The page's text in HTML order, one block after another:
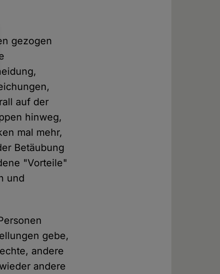
gezogen
auf der
hinweg,
mal mehr,
Betäubung
"Vorteile"
und
gebe,
andere
andere